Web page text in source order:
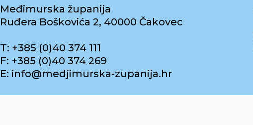
Međimurska županija
Ruđera Boškovića 2, 40000 Čakovec
T: +385 (0)40 374 111
F: +385 (0)40 374 269
E: info@medjimurska-zupanija.hr